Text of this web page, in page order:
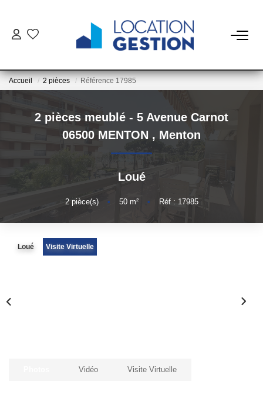
La Gestion Du Bien
La Gestion Du Locataire
LOUER
NOTRE AGENCE
Accueil 2 pièces Référence 17985
2 pièces meublé - 5 Avenue Carnot
06500 MENTON , Menton
Loué
2pièce(s) • 50m² • Réf : 17985
Loué Visite Virtuelle
Vidéo Visite Virtuelle